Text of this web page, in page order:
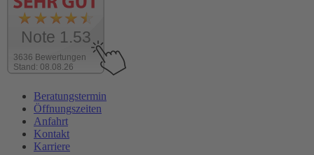
3636 Bewertungen
Stand: 08.08.26
Note 1.53
Inhalt
wechseln
Beratungstermin
Öffnungszeiten
Anfahrt
Kontakt
Karriere